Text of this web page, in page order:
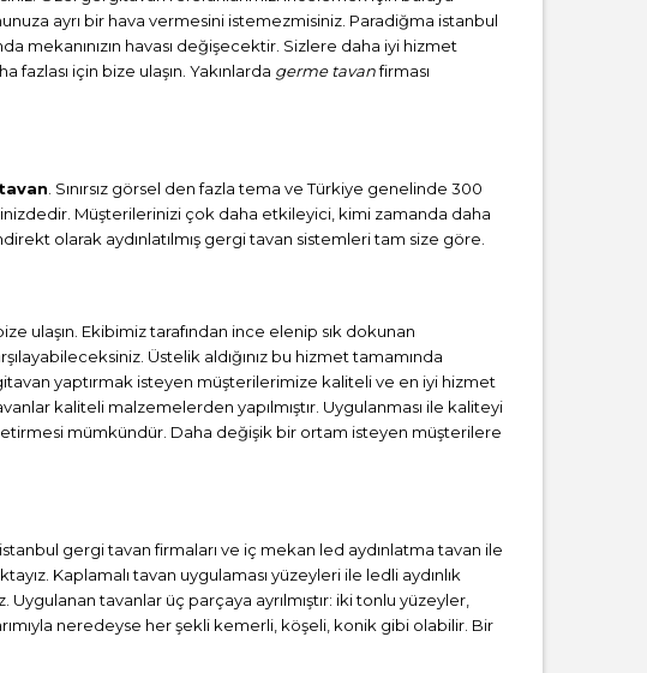
ayrı bir hava vermesini istemezmisiniz. Paradiğma istanbul
mekanınızın havası değişecektir. Sizlere daha iyi hizmet
için bize ulaşın. Yakınlarda germe tavanfirması
. Sınırsız görsel den fazla tema ve Türkiye genelinde 300
Müşterilerinizi çok daha etkileyici, kimi zamanda daha
olarak aydınlatılmış gergi tavan sistemleri tam size göre.
ulaşın. Ekibimiz tarafından ince elenip sık dokunan
Üstelik aldığınız bu hizmet tamamında
yaptırmak isteyen müşterilerimize kaliteli ve en iyi hizmet
kaliteli malzemelerden yapılmıştır. Uygulanması ile kaliteyi
mümkündür. Daha değişik bir ortam isteyen müşterilere
gergi tavan firmaları ve iç mekan led aydınlatma tavan ile
Kaplamalı tavan uygulaması yüzeyleri ile ledli aydınlık
tavanlar üç parçaya ayrılmıştır: iki tonlu yüzeyler,
neredeyse her şekli kemerli, köşeli, konik gibi olabilir. Bir